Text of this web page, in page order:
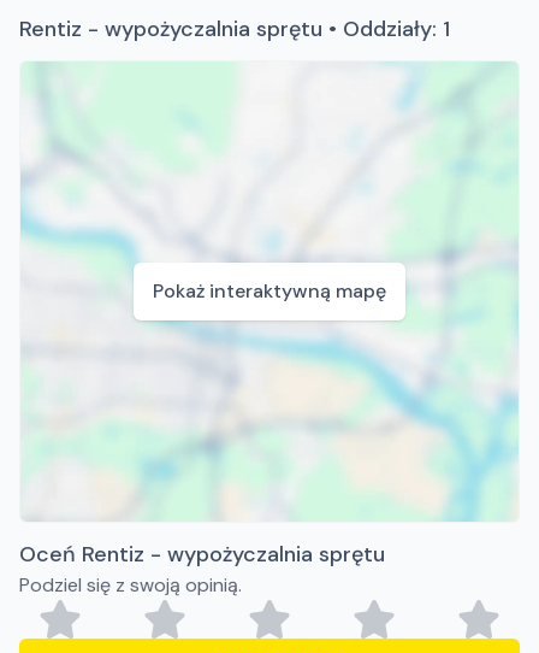
Rentiz - wypożyczalnia sprętu • Oddziały: 1
Pokaż interaktywną mapę
Oceń Rentiz - wypożyczalnia sprętu
Podziel się z swoją opinią.